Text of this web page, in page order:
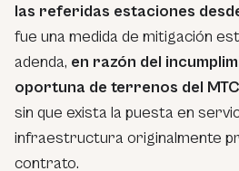
las referidas estaciones
fue una medida de mitigación
adenda, en razón del
oportuna de terrenos del
sin que exista la puesta en
infraestructura originalmente
contrato.